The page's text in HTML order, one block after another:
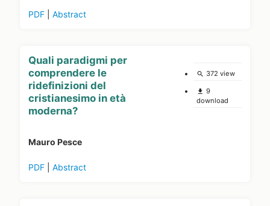
PDF| Abstract
Quali paradigmi per
comprendere le
ridefinizioni del
cristianesimo in età
moderna?
Mauro Pesce
PDF| Abstract
search 372 view
file_download 9
download